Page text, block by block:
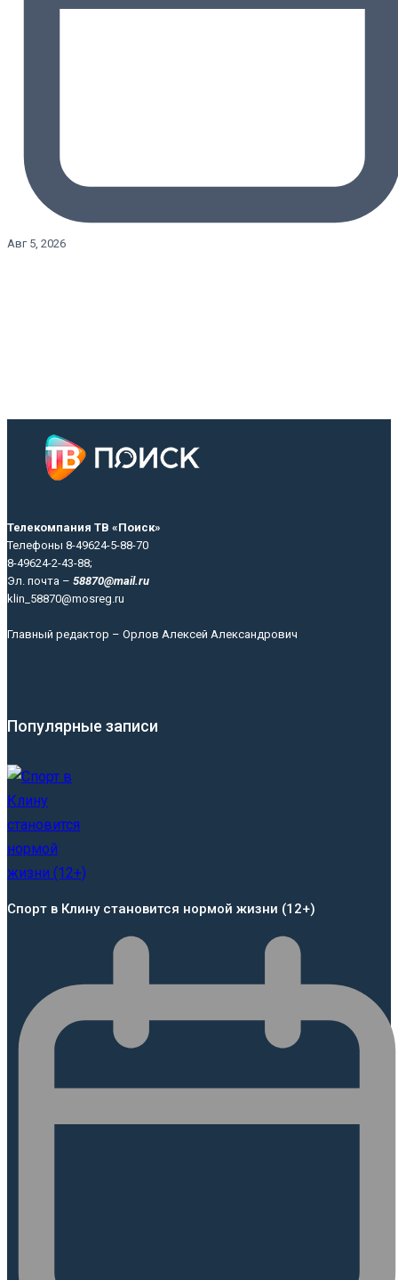
Авг 5, 2026
Телекомпания ТВ «Поиск»
Телефоны 8-49624-5-88-70
8-49624-2-43-88;
Эл. почта – 58870@mail.ru
klin_58870@mosreg.ru
Главный редактор – Орлов Алексей Александрович
Популярные записи
Спорт в Клину становится нормой жизни (12+)